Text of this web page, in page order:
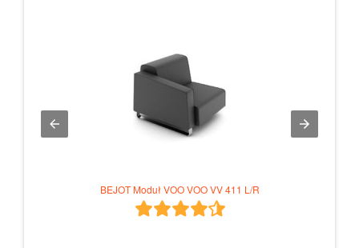
BEJOT Moduł VOO VOO VV 411 L/R